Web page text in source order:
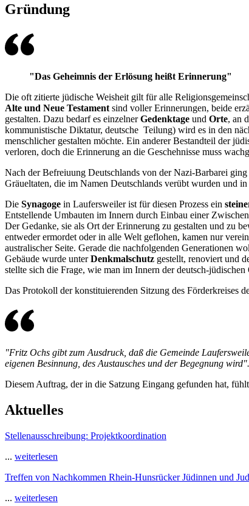
Gründung
"Das Geheimnis der Erlösung heißt Erinnerung"
Die oft zitierte jüdische Weisheit gilt für alle
Alte und Neue Testament sind voller Erinnerungen, beide
gestalten. Dazu bedarf es einzelnerGedenktage und Orte, an
kommunistische Diktatur, deutsche Teilung) wird es in den
menschlicher gestalten möchte. Ein anderer Bestandteil der
verloren, doch die Erinnerung an die Geschehnisse muss
Nach der Befreiuung Deutschlands von der Nazi-Barbarei
Gräueltaten, die im Namen Deutschlands verübt wurden und
Die Synagoge in Laufersweiler ist für diesen Prozess ein
Entstellende Umbauten im Innern durch Einbau einer
Der Gedanke, sie als Ort der Erinnerung zu gestalten und zu
entweder ermordet oder in alle Welt geflohen, kamen nur
australischer Seite. Gerade die nachfolgenden Generationen
Gebäude wurde unterDenkmalschutz gestellt, renoviert und
stellte sich die Frage, wie man im Innern der deutsch-
Das Protokoll der konstituierenden Sitzung des Förderkreises
"Fritz Ochs gibt zum Ausdruck, daß die Gemeinde
eigenen Besinnung, des Austausches und der Begegnung wird".
Diesem Auftrag, der in die Satzung Eingang gefunden hat,
Aktuelles
Stellenausschreibung: Projektkoordination
... weiterlesen
Treffen von Nachkommen Rhein-Hunsrücker Jüdinnen und
... weiterlesen